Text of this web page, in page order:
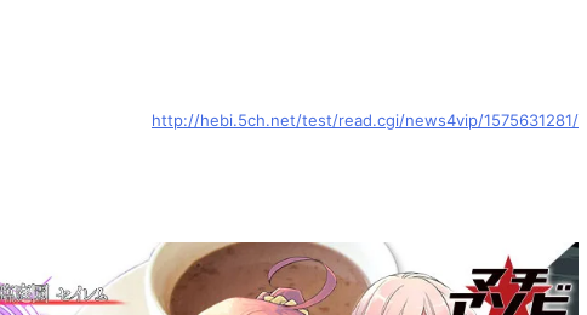
http://hebi.5ch.net/test/read.cgi/news4vip/1575631281/